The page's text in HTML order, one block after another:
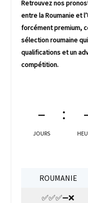
Retrouvez nos
entre la Roumanie et
forcément premium,
sélection roumaine
qualifications et un
compétition.
–
JOURS
ROUMANIE
✅✅✅➖❌